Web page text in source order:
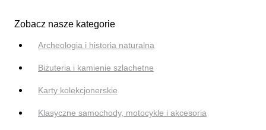
Zobacz nasze kategorie
Archeologia i historia naturalna
Biżuteria i kamienie szlachetne
Karty kolekcjonerskie
Klasyczne samochody, motocykle i akcesoria